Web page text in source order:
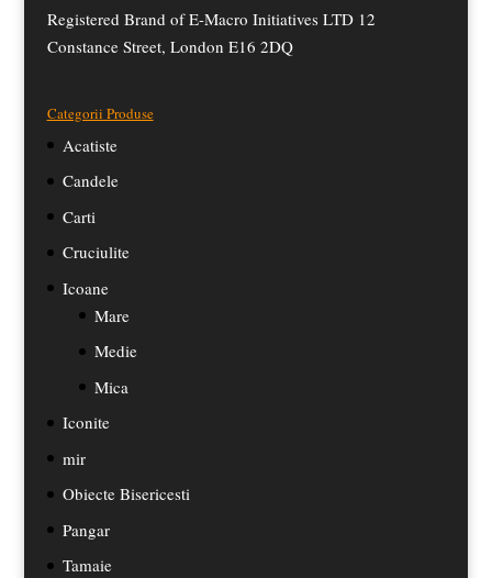
Registered Brand of E-Macro Initiatives LTD 12
Constance Street, London E16 2DQ
Categorii Produse
Acatiste
Candele
Carti
Cruciulite
Icoane
Mare
Medie
Mica
Iconite
mir
Obiecte Bisericesti
Pangar
Tamaie